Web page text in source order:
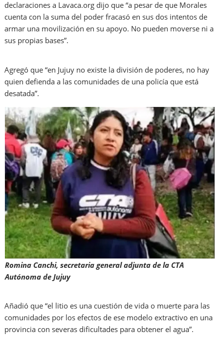
declaraciones a Lavaca.org dijo que “a pesar de que Morales
cuenta con la suma del poder fracasó en sus dos intentos de
armar una movilización en su apoyo. No pueden moverse ni a
sus propias bases”.
Agregó que “en Jujuy no existe la división de poderes, no hay
quien defienda a las comunidades de una policía que está
desatada”.
Romina Canchi, secretaria general adjunta de la CTA
Autónoma de Jujuy
Añadió que “el litio es una cuestión de vida o muerte para las
comunidades por los efectos de ese modelo extractivo en una
provincia con severas dificultades para obtener el agua”.